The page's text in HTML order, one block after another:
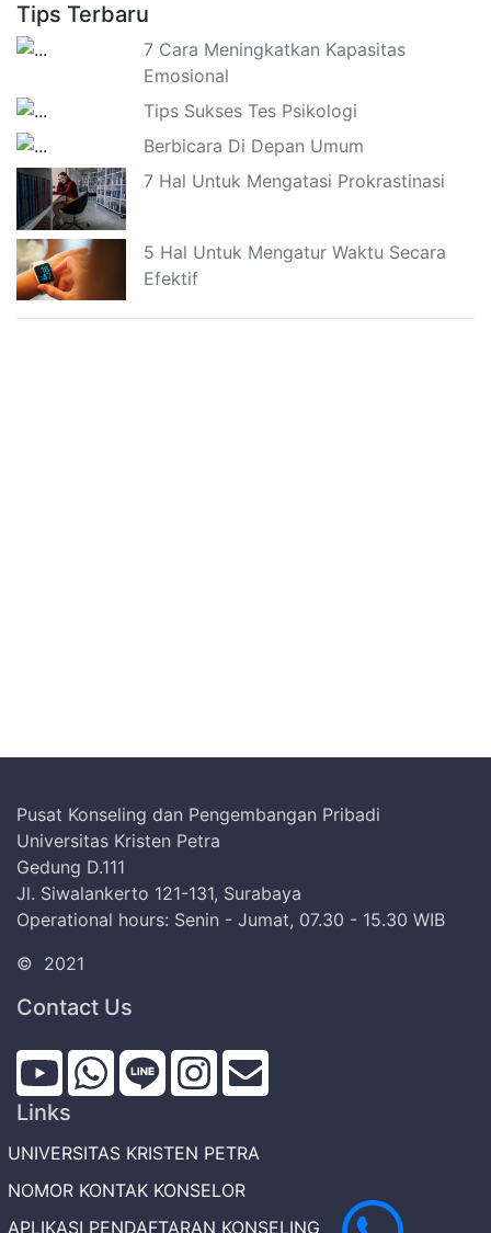
Tips Terbaru
7 Cara Meningkatkan Kapasitas
Emosional
Tips Sukses Tes Psikologi
Berbicara Di Depan Umum
7 Hal Untuk Mengatasi Prokrastinasi
5 Hal Untuk Mengatur Waktu Secara
Efektif
Pusat Konseling dan Pengembangan Pribadi
Universitas Kristen Petra
Gedung D.111
Jl. Siwalankerto 121-131, Surabaya
Operational hours: Senin - Jumat, 07.30 - 15.30 WIB
© 2021
Contact Us
Links
UNIVERSITAS KRISTEN PETRA
NOMOR KONTAK KONSELOR
APLIKASI PENDAFTARAN KONSELING